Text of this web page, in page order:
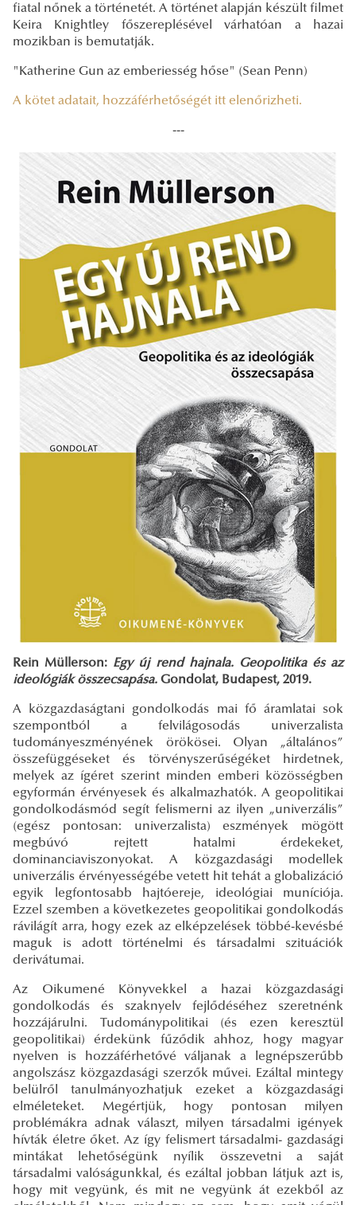
fiatal nőnek a történetét. A történet alapján készült filmet
Keira Knightley főszereplésével várhatóan a hazai
mozikban is bemutatják.
"Katherine Gun az emberiesség hőse" (Sean Penn)
A kötet adatait, hozzáférhetőségét itt elenőrizheti.
---
Rein Müllerson: Egy új rend hajnala. Geopolitika és az
ideológiák összecsapása. Gondolat, Budapest, 2019.
A közgazdaságtani gondolkodás mai fő áramlatai sok
szempontból a felvilágosodás univerzalista
tudományeszményének örökösei. Olyan „általános”
összefüggéseket és törvényszerűségéket hirdetnek,
melyek az ígéret szerint minden emberi közösségben
egyformán érvényesek és alkalmazhatók. A geopolitikai
gondolkodásmód segít felismerni az ilyen „univerzális”
(egész pontosan: univerzalista) eszmények mögött
megbúvó rejtett hatalmi érdekeket,
dominanciaviszonyokat. A közgazdasági modellek
univerzális érvényességébe vetett hit tehát a globalizáció
egyik legfontosabb hajtóereje, ideológiai muníciója.
Ezzel szemben a következetes geopolitikai gondolkodás
rávilágít arra, hogy ezek az elképzelések többé-kevésbé
maguk is adott történelmi és társadalmi szituációk
derivátumai.
Az Oikumené Könyvekkel a hazai közgazdasági
gondolkodás és szaknyelv fejlődéséhez szeretnénk
hozzájárulni. Tudománypolitikai (és ezen keresztül
geopolitikai) érdekünk fűződik ahhoz, hogy magyar
nyelven is hozzáférhetővé váljanak a legnépszerűbb
angolszász közgazdasági szerzők művei. Ezáltal mintegy
belülről tanulmányozhatjuk ezeket a közgazdasági
elméleteket. Megértjük, hogy pontosan milyen
problémákra adnak választ, milyen társadalmi igények
hívták életre őket. Az így felismert társadalmi- gazdasági
mintákat lehetőségünk nyílik összevetni a saját
társadalmi valóságunkkal, és ezáltal jobban látjuk azt is,
hogy mit vegyünk, és mit ne vegyünk át ezekből az